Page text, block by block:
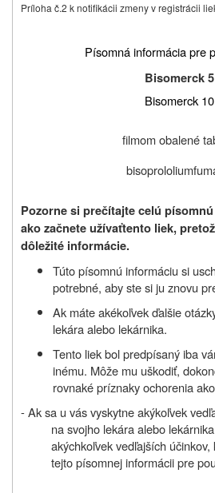
Príloha č.2 k notifikácii zmeny v registrácii
Písomná informácia pre
Bisomerck 5
Bisomerck 10
filmom obalené
Pozorne si prečítajte celú
ako začnete užívaťtento liek,
dôležité informácie.
Túto písomnú informáciu si
potrebné, aby ste si ju znovu
Ak máte akékoľvek ďalšie
lekára alebo lekárnika.
Tento liek bol predpísaný iba
inému. Môže mu uškodiť,
rovnaké príznaky ochorenia
-Ak sa u vás vyskytne akýkoľvek
na svojho lekára alebo
akýchkoľvek vedľajších
tejto písomnej informácii pre